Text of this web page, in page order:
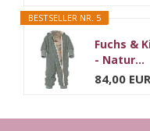
BESTSELLER NR. 5
Fuchs &
- Natur...
84,00 EUR